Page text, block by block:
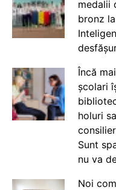
medalii
bronz
Încă
școlari
holuri
Sunt
nu va
Noi